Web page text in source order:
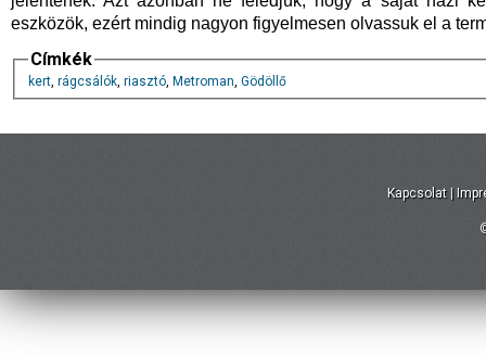
eszközök, ezért mindig nagyon figyelmesen olvassuk el a
Címkék
kert, rágcsálók, riasztó, Metroman, Gödöllő
Kapcsolat |